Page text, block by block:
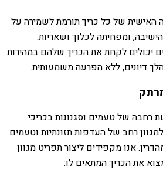
האישית של כל כריך תורמת לשמירה על
ומפחיתה לכלוך ושאריות.
יכולים לקחת את הכריך שלהם במהירות
דיונים, ללא הפרעה משמעותית.
רחבה של טעמים וסגנונות בכריכי
רחב של העדפות תזונתיות וטעמים
אנו מקפידים ליצור תפריט מגוון
את הכריך המתאים לו: